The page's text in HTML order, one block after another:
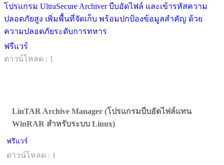
โปรแกรม UltraSecure Archiver บีบอัดไฟล์ และเข้ารหัสความ
ปลอดภัยสูง เพิ่มพื้นที่จัดเก็บ พร้อมปกป้องข้อมูลสำคัญ ด้วย
ความปลอดภัยระดับการทหาร
ฟรีแวร์
ดาวน์โหลด : 1
LinTAR Archive Manager (โปรแกรมบีบอัดไฟล์แทน
WinRAR สำหรับระบบ Linux)
ฟรีแวร์
ดาวน์โหลด : 1